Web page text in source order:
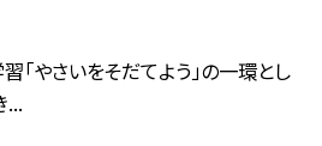
「やさいをそだてよう」の一環とし
...